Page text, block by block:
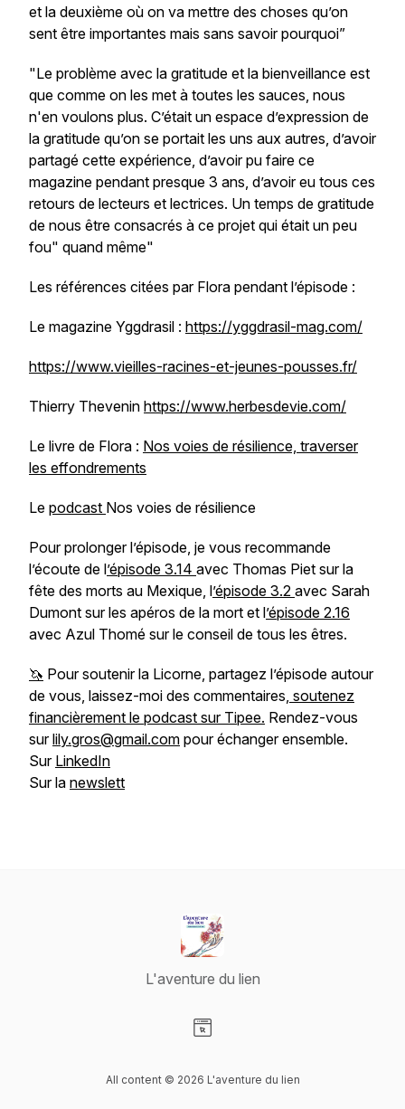
et la deuxième où on va mettre des choses qu’on
sent être importantes mais sans savoir pourquoi”
"Le problème avec la gratitude et la bienveillance est
que comme on les met à toutes les sauces, nous
n'en voulons plus. C’était un espace d’expression de
la gratitude qu’on se portait les uns aux autres, d’avoir
partagé cette expérience, d’avoir pu faire ce
magazine pendant presque 3 ans, d’avoir eu tous ces
retours de lecteurs et lectrices. Un temps de gratitude
de nous être consacrés à ce projet qui était un peu
fou" quand même"
Les références citées par Flora pendant l’épisode :
Le magazine Yggdrasil : https://yggdrasil-mag.com/
https://www.vieilles-racines-et-jeunes-pousses.fr/
Thierry Thevenin https://www.herbesdevie.com/
Le livre de Flora : Nos voies de résilience, traverser
les effondrements
Le podcast Nos voies de résilience
Pour prolonger l’épisode, je vous recommande
l’écoute de l’épisode 3.14 avec Thomas Piet sur la
fête des morts au Mexique, l’épisode 3.2 avec Sarah
Dumont sur les apéros de la mort et l’épisode 2.16
avec Azul Thomé sur le conseil de tous les êtres.
🦄 Pour soutenir la Licorne, partagez l’épisode autour
de vous, laissez-moi des commentaires, soutenez
financièrement le podcast sur Tipee. Rendez-vous
surlily.gros@gmail.com pour échanger ensemble.
Sur LinkedIn
Sur la newslett
L'aventure du lien
All content © 2026 L'aventure du lien